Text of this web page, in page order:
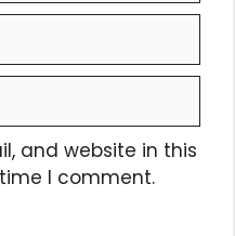
and website in this
I comment.